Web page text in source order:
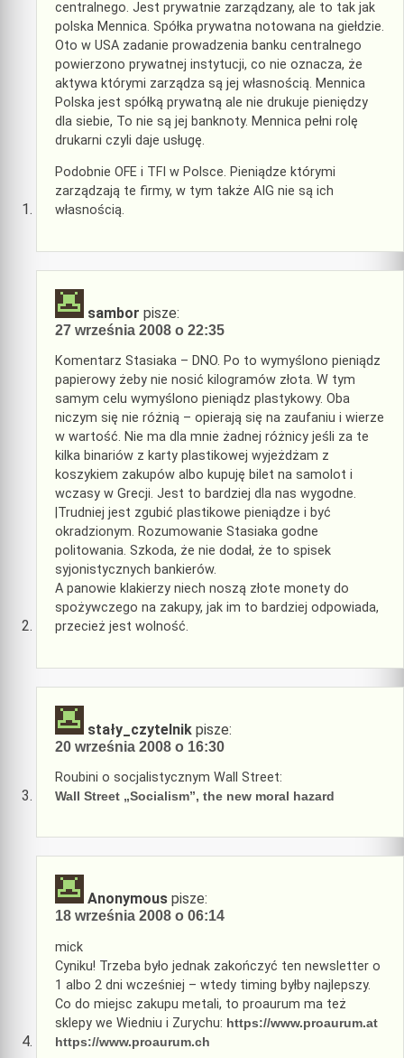
centralnego. Jest prywatnie zarządzany, ale to tak jak
polska Mennica. Spółka prywatna notowana na giełdzie.
Oto w USA zadanie prowadzenia banku centralnego
powierzono prywatnej instytucji, co nie oznacza, że
aktywa którymi zarządza są jej własnością. Mennica
Polska jest spółką prywatną ale nie drukuje pieniędzy
dla siebie, To nie są jej banknoty. Mennica pełni rolę
drukarni czyli daje usługę.
Podobnie OFE i TFI w Polsce. Pieniądze którymi
zarządzają te firmy, w tym także AIG nie są ich
własnością.
sambor pisze:
27 września 2008 o 22:35
Komentarz Stasiaka – DNO. Po to wymyślono pieniądz
papierowy żeby nie nosić kilogramów złota. W tym
samym celu wymyślono pieniądz plastykowy. Oba
niczym się nie różnią – opierają się na zaufaniu i wierze
w wartość. Nie ma dla mnie żadnej różnicy jeśli za te
kilka binariów z karty plastikowej wyjeżdżam z
koszykiem zakupów albo kupuję bilet na samolot i
wczasy w Grecji. Jest to bardziej dla nas wygodne.
|Trudniej jest zgubić plastikowe pieniądze i być
okradzionym. Rozumowanie Stasiaka godne
politowania. Szkoda, że nie dodał, że to spisek
syjonistycznych bankierów.
A panowie klakierzy niech noszą złote monety do
spożywczego na zakupy, jak im to bardziej odpowiada,
przecież jest wolność.
stały_czytelnik pisze:
20 września 2008 o 16:30
Roubini o socjalistycznym Wall Street:
Wall Street „Socialism”, the new moral hazard
Anonymous pisze:
18 września 2008 o 06:14
mick
Cyniku! Trzeba było jednak zakończyć ten newsletter o
1 albo 2 dni wcześniej – wtedy timing byłby najlepszy.
Co do miejsc zakupu metali, to proaurum ma też
sklepy we Wiedniu i Zurychu: https://www.proaurum.at
https://www.proaurum.ch